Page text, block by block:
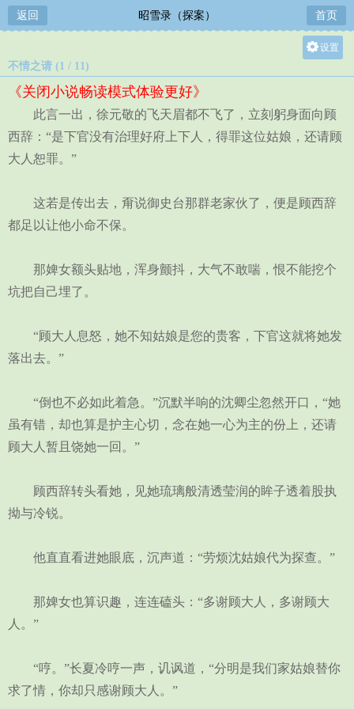
返回 昭雪录（探案） 首页
设置
中
小
不情之请 (1 / 11)
《关闭小说畅读模式体验更好》
此言一出，徐元敬的飞天眉都不飞了，立刻躬身面向顾
西辞：“是下官没有治理好府上下人，得罪这位姑娘，还请顾
大人恕罪。”
这若是传出去，甭说御史台那群老家伙了，便是顾西辞
都足以让他小命不保。
那婢女额头贴地，浑身颤抖，大气不敢喘，恨不能挖个
坑把自己埋了。
“顾大人息怒，她不知姑娘是您的贵客，下官这就将她发
落出去。”
“倒也不必如此着急。”沉默半响的沈卿尘忽然开口，“她
虽有错，却也算是护主心切，念在她一心为主的份上，还请
顾大人暂且饶她一回。”
顾西辞转头看她，见她琉璃般清透莹润的眸子透着股执
拗与冷锐。
他直直看进她眼底，沉声道：“劳烦沈姑娘代为探查。”
那婢女也算识趣，连连磕头：“多谢顾大人，多谢顾大
人。”
“哼。”长夏冷哼一声，讥讽道，“分明是我们家姑娘替你
求了情，你却只感谢顾大人。”